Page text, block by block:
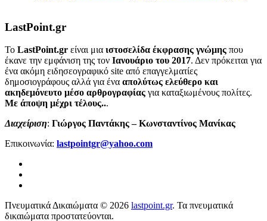
LastPoint.gr
To LastPoint.gr είναι μια ιστοσελίδα έκφρασης γνώμης που
έκανε την εμφάνιση της τον Ιανουάριο του 2017. Δεν πρόκειται για
ένα ακόμη ειδησεογραφικό site από επαγγελματίες
δημοσιογράφους αλλά για ένα απολύτως ελεύθερο και
ακηδεμόνευτο μέσο αρθρογραφίας για καταξιωμένους πολίτες.
Με άποψη μέχρι τέλους...
Διαχείριση: Γιώργος Παντάκης – Κωνσταντίνος Μανίκας
Επικοινωνία: lastpointgr@yahoo.com
Πνευματικά Δικαιώματα © 2026 lastpoint.gr. Τα πνευματικά
δικαιώματα προστατεύονται.